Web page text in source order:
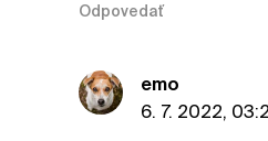
Odpovedať
emo
6. 7. 2022,